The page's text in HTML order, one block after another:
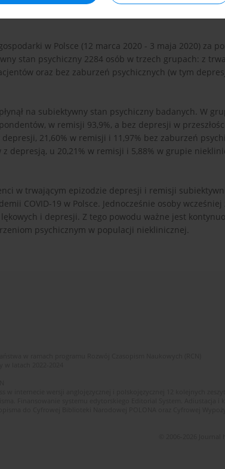
w Polsce (12 marca 2020 - 3 maja 2020) za
stan psychiczny 2284 osób w trzech grupach: z
oraz bez zaburzeń psychicznych (w tym
na subiektywny stan psychiczny badanych. W
w remisji 93,9%, a bez depresji w
21,60% w remisji i 11,97% bez zaburzeń
z depresją, u 20,21% w remisji i 5,88% w grupie
w trwającym epizodzie depresji i remisji
COVID-19 w Polsce. Jednocześnie osoby
i depresji. Z tego powodu ważne jest
psychicznym w populacji nieklinicznej.